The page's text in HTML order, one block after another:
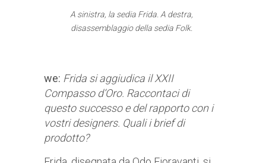
A sinistra, la sedia Frida. A destra,
disassemblaggio della sedia Folk.
we: Frida si aggiudica il XXII
Compasso d’Oro. Raccontaci di
questo successo e del rapporto con i
vostri designers. Quali i brief di
prodotto?